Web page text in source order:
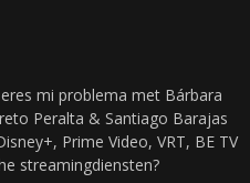
mi problema met Bárbara
Peralta & Santiago Barajas
Prime Video, VRT, BE TV
streamingdiensten?